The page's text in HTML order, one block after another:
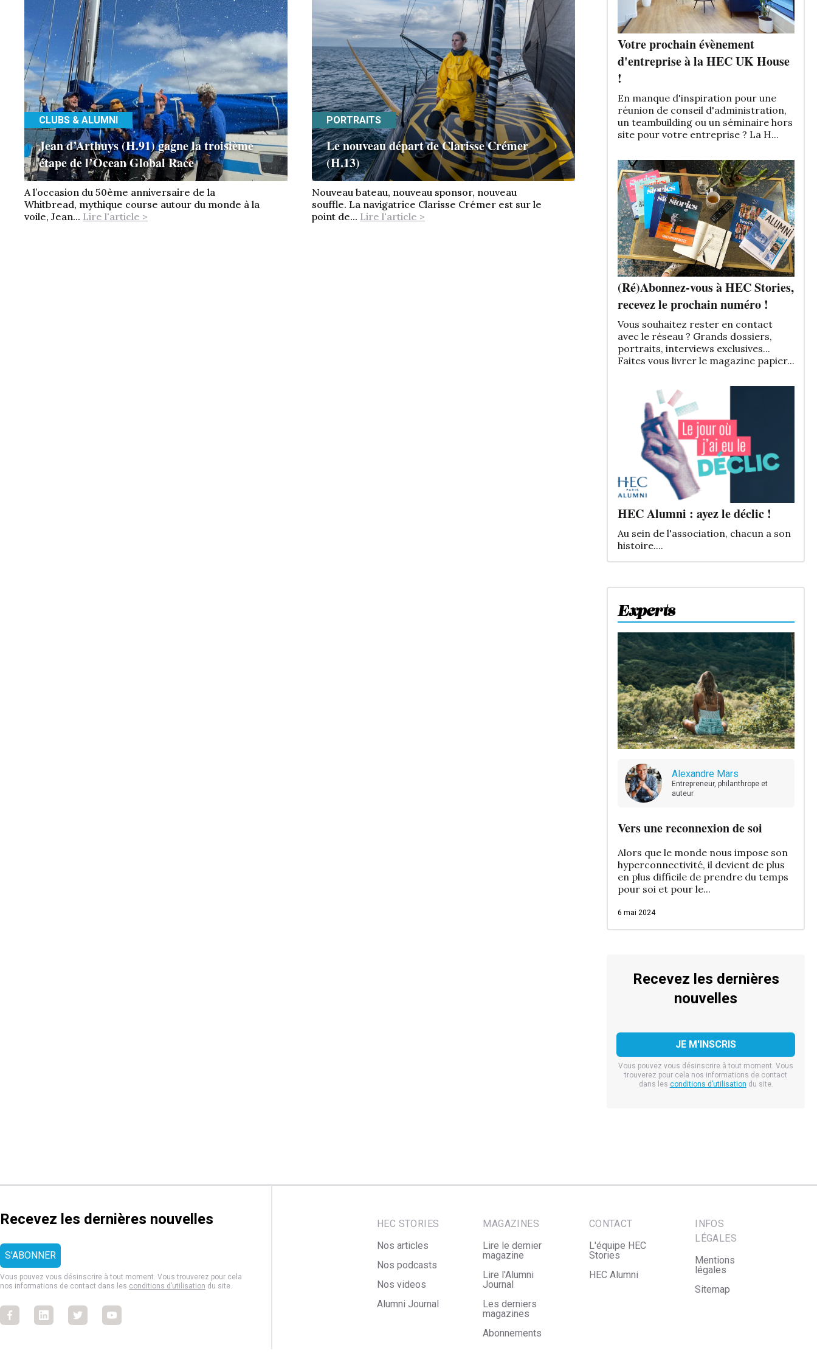
CLUBS & ALUMNI
Jean d’Arthuys (H.91) gagne la troisième
étape de l’Ocean Global Race
A l’occasion du 50ème anniversaire de la
Whitbread, mythique course autour du monde à la
voile, Jean... Lire l'article >
PORTRAITS
Le nouveau départ de Clarisse Crémer
(H.13)
Nouveau bateau, nouveau sponsor, nouveau
souffle. La navigatrice Clarisse Crémer est sur le
point de... Lire l'article >
Experts
Alexandre Mars
Entrepreneur, philanthrope et
auteur
Vers une reconnexion de soi
Alors que le monde nous impose son
hyperconnectivité, il devient de plus
en plus difficile de prendre du temps
pour soi et pour le...
6 mai 2024
Recevez les dernières
nouvelles
Vous pouvez vous désinscrire à tout moment. Vous
trouverez pour cela nos informations de contact
dans les conditions d’utilisation du site.
Votre prochain évènement
d'entreprise à la HEC UK House
!
En manque d'inspiration pour une
réunion de conseil d'administration,
un teambuilding ou un séminaire hors
site pour votre entreprise ? La H...
(Ré)Abonnez-vous à HEC Stories,
recevez le prochain numéro !
Vous souhaitez rester en contact
avec le réseau ? Grands dossiers,
portraits, interviews exclusives...
Faites vous livrer le magazine papier...
HEC Alumni : ayez le déclic !
Au sein de l'association, chacun a son
histoire....
Recevez les dernières nouvelles
Vous pouvez vous désinscrire à tout moment. Vous trouverez pour cela
nos informations de contact dans les conditions d’utilisation du site.
FacebookFacebookFacebookFacebook
HEC STORIES
Nos articles
Nos podcasts
Nos videos
Alumni Journal
MAGAZINES
Lire le dernier
magazine
Lire l'Alumni
Journal
Les derniers
magazines
Abonnements
CONTACT
L'équipe HEC
Stories
HEC Alumni
INFOS
LÉGALES
Mentions
légales
Sitemap